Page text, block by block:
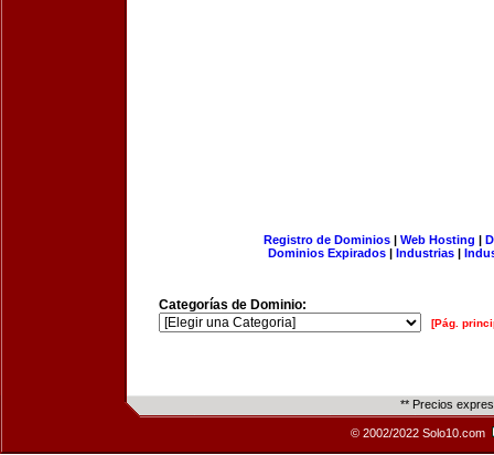
Registro de Dominios| Web Hosting |
Dominios Expirados | Industrias |
Categorías de Dominio:
[Pág.
** Precios
© 2002/2022 Solo10.com